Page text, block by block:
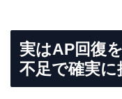
実はAP回復
不足で確実